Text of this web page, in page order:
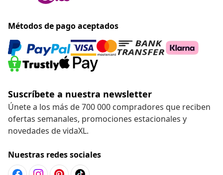
Métodos de pago aceptados
Suscríbete a nuestra newsletter
Únete a los más de 700 000 compradores que reciben
ofertas semanales, promociones estacionales y
novedades de vidaXL.
Nuestras redes sociales